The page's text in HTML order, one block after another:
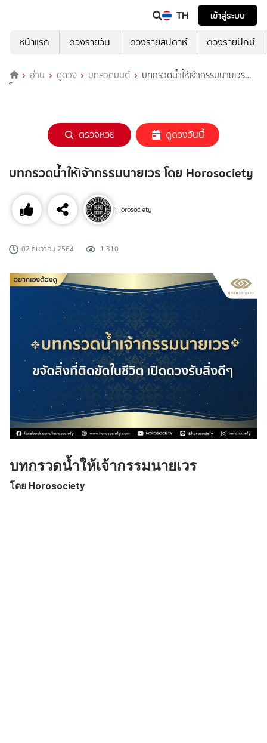
TH
เข้าสู่ระบบ
หน้าแรก
ดวงรายวัน ดวงรายสัปดาห์ ดวงรายปักษ์
อ่าน ดูดวง บทสวดมนต์
บทกรวดน้ำให้เจ้ากรรมนายเวร
โดย Horosociety
ตรวจหวย ดูดวงวันนี้
บทกรวดน้ำให้เจ้ากรรมนายเวร โดย Horosociety
Horosociety
02 ธันวาคม 2564 1,310
บทกรวดน้ำให้เจ้ากรรมนายเวร
โดย Horosociety